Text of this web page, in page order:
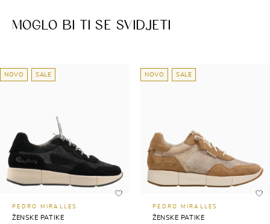
MOGLO BI TI SE SVIDJETI
NOVO SALE
PEDRO MIRALLES
ŽENSKE PATIKE
NOVO SALE
PEDRO MIRALLES
ŽENSKE PATIKE